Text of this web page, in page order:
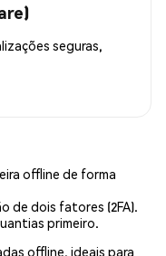
seguras,
offline de forma
de dois fatores (2FA).
primeiro.
offline, ideais para